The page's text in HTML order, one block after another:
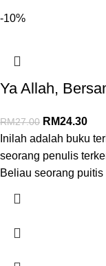
-10%
Ya Allah,
RM27.00 RM24.30
Inilah adalah buku
seorang penulis
Beliau seorang puitis